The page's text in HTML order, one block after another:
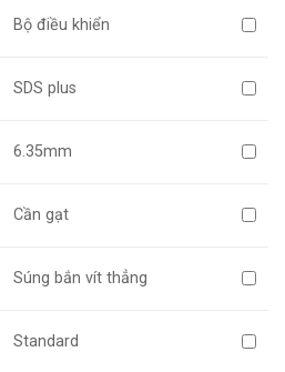
Bộ điều khiển
SDS plus
6.35mm
Cần gạt
Súng bắn vít thẳng
Standard